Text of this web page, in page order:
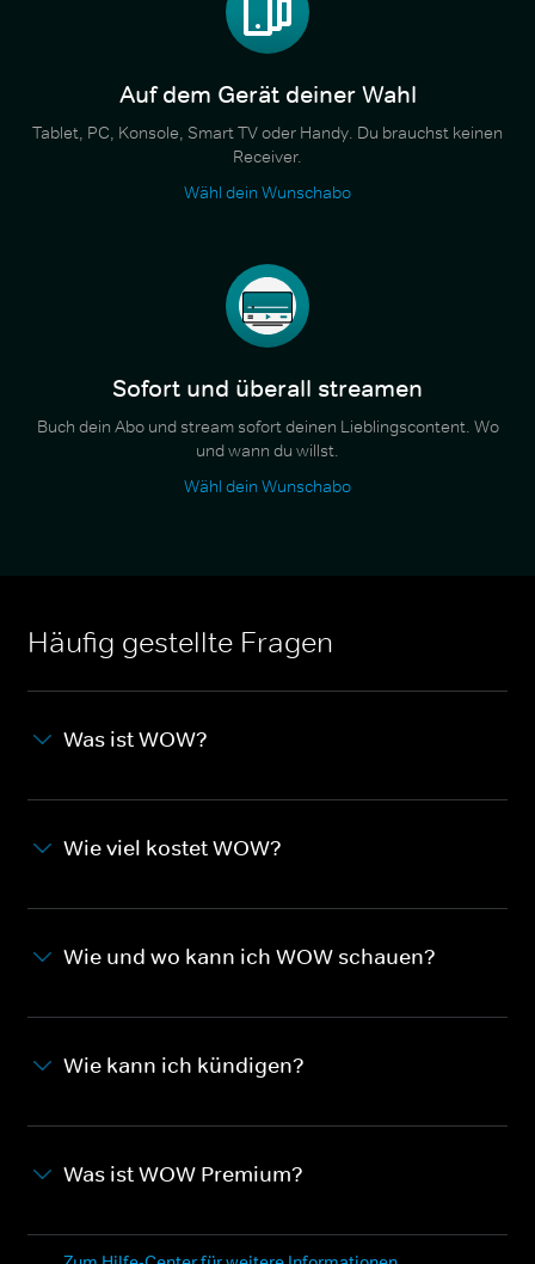
Auf dem Gerät deiner Wahl
Tablet, PC, Konsole, Smart TV oder Handy. Du brauchst keinen
Receiver.
Wähl dein Wunschabo
Sofort und überall streamen
Buch dein Abo und stream sofort deinen Lieblingscontent. Wo
und wann du willst.
Wähl dein Wunschabo
Häufig gestellte Fragen
Was ist WOW?
Wie viel kostet WOW?
Wie und wo kann ich WOW schauen?
Wie kann ich kündigen?
Was ist WOW Premium?